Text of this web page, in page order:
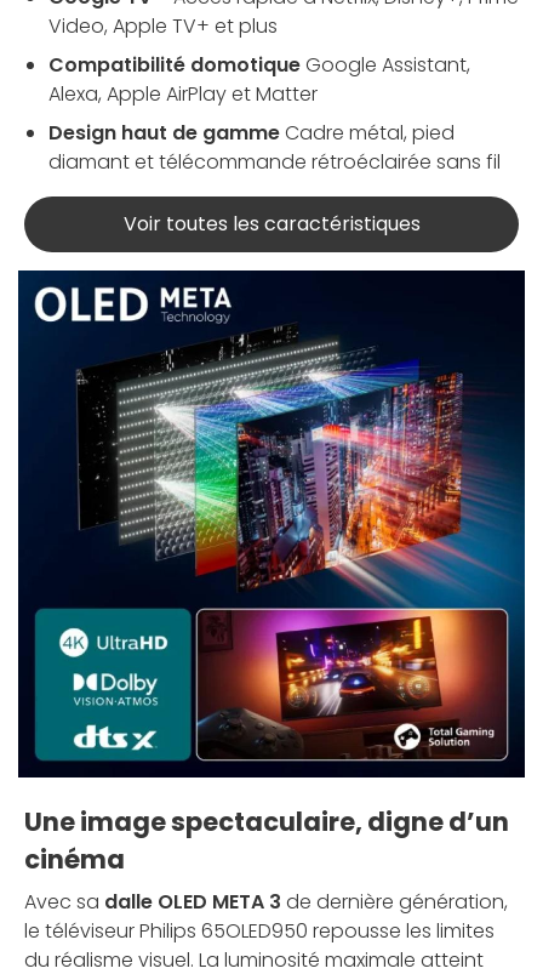
Video, Apple TV+ et plus
Compatibilité domotiqueGoogle Assistant,
Alexa, Apple AirPlay et Matter
Design haut de gammeCadre métal, pied
diamant et télécommande rétroéclairée sans fil
Voir toutes les caractéristiques
Une image spectaculaire, digne d’un
cinéma
Avec sa dalle OLED META 3 de dernière génération,
le téléviseur Philips 65OLED950 repousse les limites
du réalisme visuel. La luminosité maximale atteint